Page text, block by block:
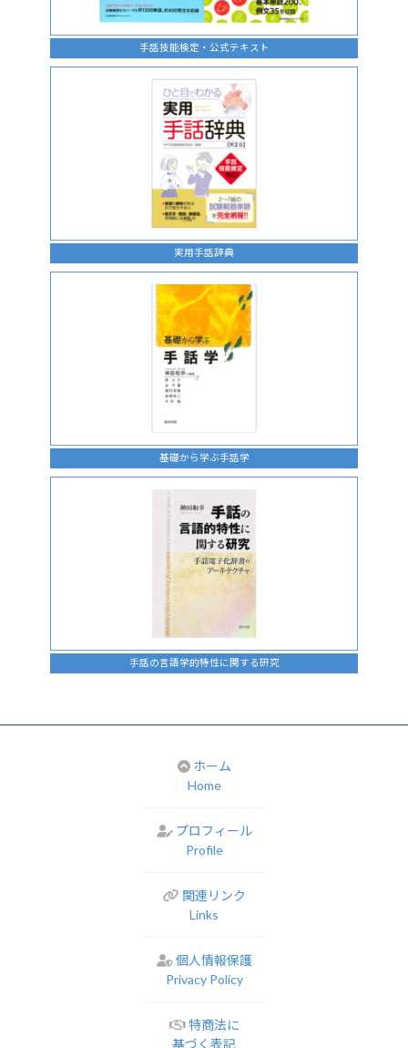
手話技能検定・公式テキスト
実用手話辞典
基礎から学ぶ手話学
手話の言語学的特性に関する研究
ホーム
Home
プロフィール
Profile
関連リンク
Links
個人情報保護
Privacy Policy
特商法に
基づく表記